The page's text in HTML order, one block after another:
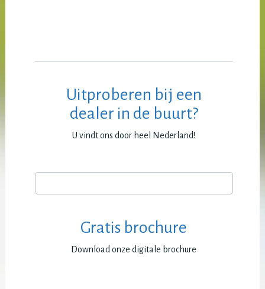
Uitproberen bij een
dealer in de buurt?
U vindt ons door heel Nederland!
Gratis brochure
Download onze digitale brochure